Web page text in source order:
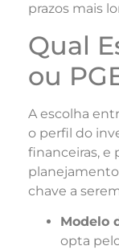
prazos mais
Qual
ou
A escolha
o perfil do
financeiras, e
chave a
Modelo
opta